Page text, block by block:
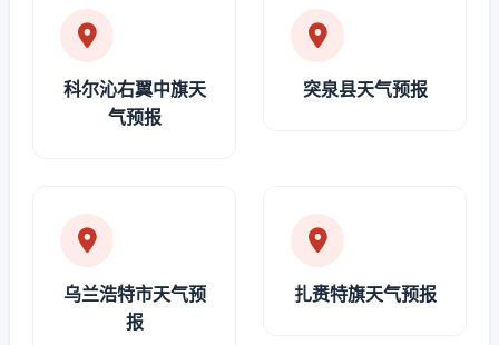
科尔沁右翼中旗天
气预报
突泉县天气预报
乌兰浩特市天气预
报
扎赉特旗天气预报